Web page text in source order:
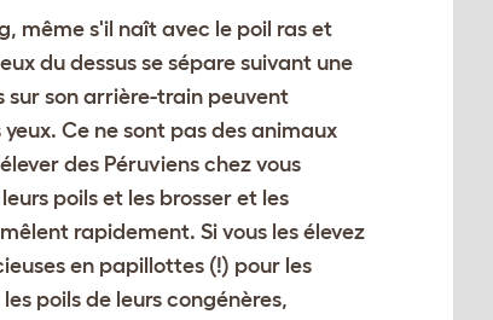
même s'il naît avec le poil ras et
du dessus se sépare suivant une
sur son arrière-train peuvent
Ce ne sont pas des animaux
des Péruviens chez vous
poils et les brosser et les
rapidement. Si vous les élevez
en papillottes (!) pour les
poils de leurs congénères,